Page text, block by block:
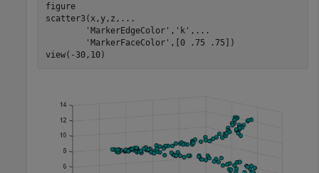
figure
scatter3(x,y,z, ...
'MarkerEdgeColor' , 'k' , ...
'MarkerFaceColor' ,[0 .75 .75])
view(-30,10)